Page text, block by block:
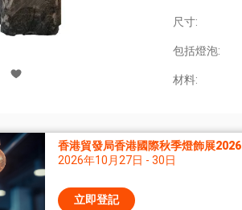
尺寸:
包括燈泡:
材料:
香港貿發局香港國際秋季燈飾展2026
2026年10月27日 - 30日
立即登記